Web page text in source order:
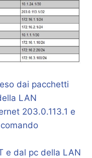
dai pacchetti
LAN
203.0.113.1 e
e dal pc della LAN